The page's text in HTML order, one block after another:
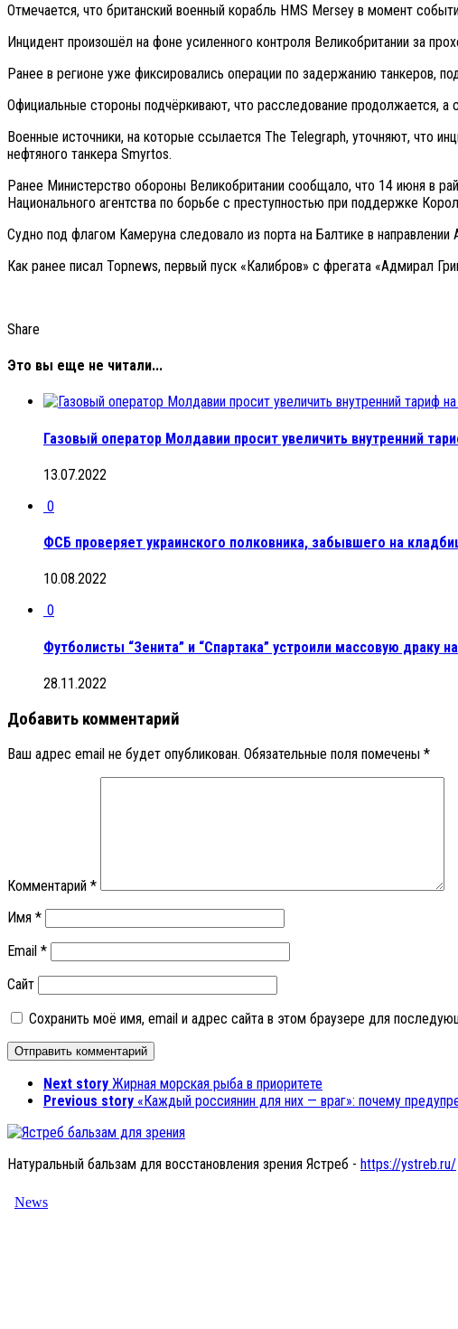
Отмечается, что британский военный корабль HMS Mersey в момент
Инцидент произошёл на фоне усиленного контроля Великобритании за
Ранее в регионе уже фиксировались операции по задержанию танкеров,
Официальные стороны подчёркивают, что расследование продолжается, а
Военные источники, на которые ссылается The Telegraph, уточняют, что
нефтяного танкера Smyrtos.
Ранее Министерство обороны Великобритании сообщало, что 14 июня в
Национального агентства по борьбе с преступностью при поддержке
Судно под флагом Камеруна следовало из порта на Балтике в направлении
Как ранее писал Topnews, первый пуск «Калибров» с фрегата «Адмирал
Share
Это вы еще не читали...
Газовый оператор Молдавии просит увеличить внутренний
13.07.2022
0
ФСБ проверяет украинского полковника, забывшего на
10.08.2022
0
Футболисты “Зенита” и “Спартака” устроили массовую драку
28.11.2022
Добавить комментарий
Ваш адрес email не будет опубликован. Обязательные поля помечены *
Комментарий *
Имя *
Email *
Сайт
Сохранить моё имя, email и адрес сайта в этом браузере для
Next story Жирная морская рыба в приоритете
Previous story «Каждый россиянин для них — враг»: почему
Натуральный бальзам для восстановления зрения Ястреб - https://ystreb.ru/